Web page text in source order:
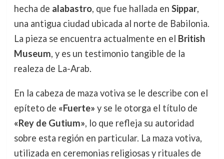
hecha de alabastro, que fue hallada en Sippar,
una antigua ciudad ubicada al norte de Babilonia.
La pieza se encuentra actualmente en el British
Museum, y es un testimonio tangible de la
realeza de La-Arab.
En la cabeza de maza votiva se le describe con el
epíteto de «Fuerte» y se le otorga el título de
«Rey de Gutium», lo que refleja su autoridad
sobre esta región en particular. La maza votiva,
utilizada en ceremonias religiosas y rituales de